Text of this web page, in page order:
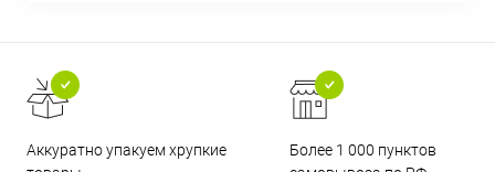
Аккуратно упакуем хрупкие
Более 1 000 пунктов